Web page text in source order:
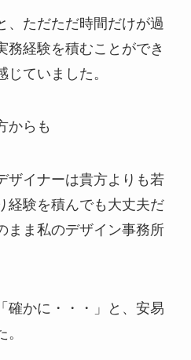
、ただただ時間だけが過
務経験を積むことができ
ていました。
からも
ザイナーは貴方よりも若
経験を積んでも大丈夫だ
まま私のデザイン事務所
確かに・・・」と、安易